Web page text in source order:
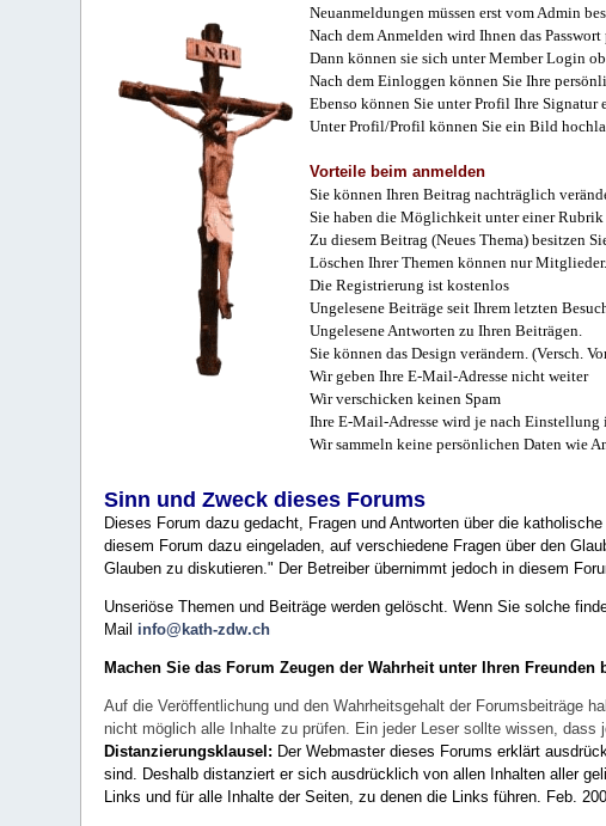
Neuanmeldungen müssen erst vom Admin
Nach dem Anmelden wird Ihnen das Passwort
Dann können sie sich unter Member Login
Nach dem Einloggen können Sie Ihre
Ebenso können Sie unter Profil Ihre Signatur
Unter Profil/Profil können Sie ein Bild
Vorteile beim anmelden
Sie können Ihren Beitrag nachträglich
Sie haben die Möglichkeit unter einer Rubrik
Zu diesem Beitrag (Neues Thema) besitzen
Löschen Ihrer Themen können nur Mitglieder.
Die Registrierung ist kostenlos
Ungelesene Beiträge seit Ihrem letzten
Ungelesene Antworten zu Ihren Beiträgen.
Sie können das Design verändern. (Versch.
Wir geben Ihre E-Mail-Adresse nicht weiter
Wir verschicken keinen Spam
Ihre E-Mail-Adresse wird je nach
Wir sammeln keine persönlichen Daten wie
Sinn und Zweck dieses Forums
Dieses Forum dazu gedacht, Fragen und Antworten über die
diesem Forum dazu eingeladen, auf verschiedene Fragen über den
Glauben zu diskutieren." Der Betreiber übernimmt jedoch in diesem
Unseriöse Themen und Beiträge werden gelöscht. Wenn Sie solche
Mail info@kath-zdw.ch
Machen Sie das Forum Zeugen der Wahrheit unter Ihren Freunden
Auf die Veröffentlichung und den Wahrheitsgehalt der Forumsbeiträge
nicht möglich alle Inhalte zu prüfen. Ein jeder Leser sollte wissen,
Distanzierungsklausel: Der Webmaster dieses Forums erklärt
sind. Deshalb distanziert er sich ausdrücklich von allen Inhalten aller
Links und für alle Inhalte der Seiten, zu denen die Links führen. Feb.